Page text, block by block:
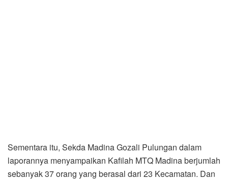
Sementara itu, Sekda Madina Gozali Pulungan dalam
laporannya menyampaikan Kafilah MTQ Madina berjumlah
sebanyak 37 orang yang berasal dari 23 Kecamatan. Dan